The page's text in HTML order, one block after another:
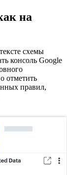
на
схемы
консоль Google
отметить
правил,